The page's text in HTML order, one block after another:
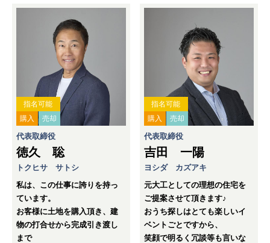
指名可能
購入
売却
代表取締役
徳久 聡
トクヒサ サトシ
私は、この仕事に誇りを持っ
ています。
お客様に土地を購入頂き、建
物の打合せから完成引き渡し
まで
指名可能
購入
売却
代表取締役
吉田 一陽
ヨシダ カズアキ
元大工としての理想の住宅を
ご提案させて頂きます♪
おうち探しはとても楽しいイ
ベントごとですから、
笑顔で明るく冗談等も言いな